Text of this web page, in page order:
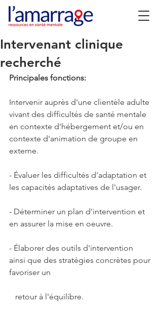
Intervenant clinique
recherché
Principales fonctions:
Intervenir auprès d'une clientèle adulte
vivant des difficultés de santé mentale
en contexte d'hébergement et/ou en
contexte d'animation de groupe en
externe.
- Évaluer les difficultés d'adaptation et
les capacités adaptatives de l'usager.
- Déterminer un plan d'intervention et
en assurer la mise en oeuvre.
- Élaborer des outils d'intervention
ainsi que des stratégies concrètes pour
favoriser un
   retour à l'équilibre.